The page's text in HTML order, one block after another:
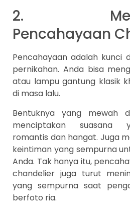
2.
Pencahayaan
Pencahayaan adalah kunci
pernikahan. Anda bisa
atau lampu gantung klasik
di masa lalu.
Bentuknya yang mewah
menciptakan suasana
romantis dan hangat. Juga
keintiman yang sempurna
Anda. Tak hanya itu,
chandelier juga turut
yang sempurna saat
berfoto ria.